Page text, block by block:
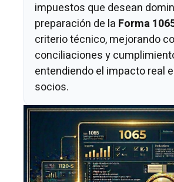
impuestos que desean
preparación de la Forma
criterio técnico, mejorando
conciliaciones y
entendiendo el impacto real
socios.